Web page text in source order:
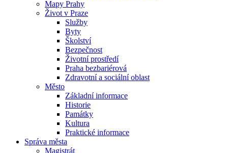
Mapy Prahy
Život v Praze
Služby
Byty
Školství
Bezpečnost
Životní prostředí
Praha bezbariérová
Zdravotní a sociální oblast
Město
Základní informace
Historie
Památky
Kultura
Praktické informace
Správa města
Magistrát